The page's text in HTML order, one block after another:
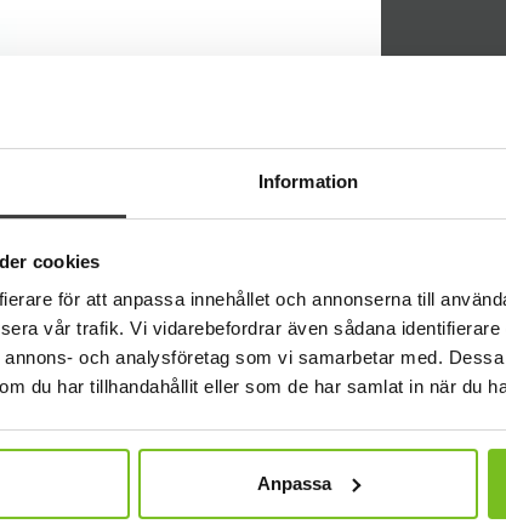
Information
cookies
för att anpassa innehållet och annonserna till
vår trafik. Vi vidarebefordrar även sådana
och analysföretag som vi samarbetar med.
du har tillhandahållit eller som de har samlat in när du
Anpassa